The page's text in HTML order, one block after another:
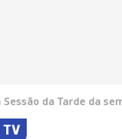
da Tarde da
TV